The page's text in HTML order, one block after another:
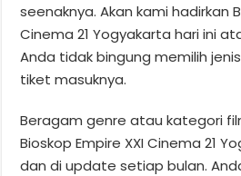
seenaknya. Akan kami hadirkan
Cinema 21 Yogyakarta hari ini
Anda tidak bingung memilih
tiket masuknya.
Beragam genre atau kategori
Bioskop Empire XXI Cinema 21
dan di update setiap bulan.